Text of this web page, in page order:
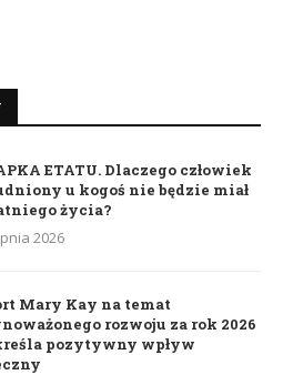
ETATU. Dlaczego człowiek
u kogoś nie będzie miał
życia?
2026
Mary Kay na temat
rozwoju za rok 2026
pozytywny wpływ